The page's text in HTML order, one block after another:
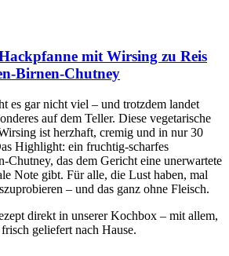
mit Wirsing zu Reis
Birnen-Chutney
es gar nicht viel – und trotzdem landet
auf dem Teller. Diese vegetarische
ist herzhaft, cremig und in nur 30
Highlight: ein fruchtig-scharfes
Chutney, das dem Gericht eine unerwartete
Note gibt. Für alle, die Lust haben, mal
– und das ganz ohne Fleisch.
direkt in unserer Kochbox – mit allem,
geliefert nach Hause.